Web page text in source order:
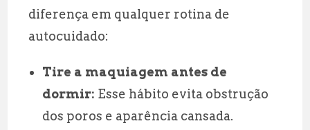
diferença em qualquer rotina de
autocuidado:
Tire a maquiagem antes de
dormir: Esse hábito evita obstrução
dos poros e aparência cansada.